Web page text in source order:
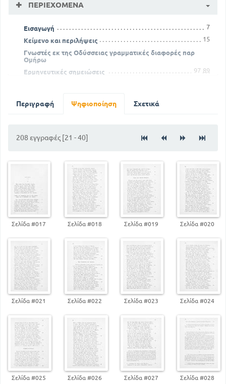
ΠΕΡΙΕΧΌΜΕΝΑ
Εισαγωγή
7
Κείμενο και περιλήψεις
15
Γνωστές εκ της Οδύσσειας γραμματικές διαφορές παρ
Ομήρω
89
Ερμηνευτικές σημειώσεις
97
Περιγραφή Ψηφιοποίηση Σχετικά
208 εγγραφές [21 - 40]
Σελίδα #017 Σελίδα #018 Σελίδα #019 Σελίδα #020
Σελίδα #021 Σελίδα #022 Σελίδα #023 Σελίδα #024
Σελίδα #025 Σελίδα #026 Σελίδα #027 Σελίδα #028